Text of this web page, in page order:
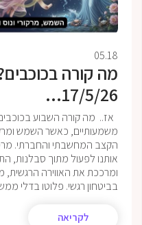
05.18
מה קורה
17/5/26...
אז.. מה קורה השבוע
משמעותיים, כאשר השמש
הקצב המחשבתי והחברתי. מרס
אותנו לפעול מתוך סבלנות,
ומרככת את האווירה
בביטחון רגשי. פלוטו בדלי
לקריאה